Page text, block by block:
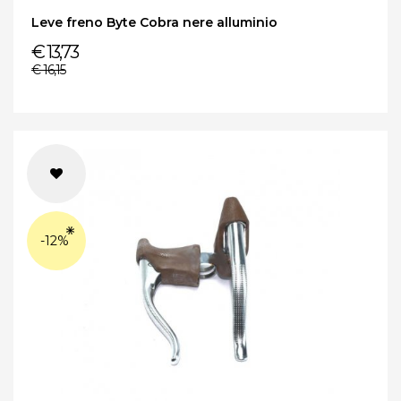
Leve freno Byte Cobra nere alluminio
€ 13,73
€ 16,15
-12%